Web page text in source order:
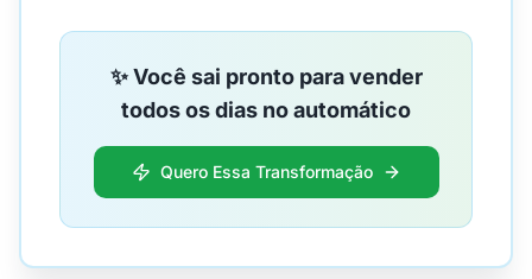
✨ Você sai pronto para vender
todos os dias no automático
Quero Essa Transformação